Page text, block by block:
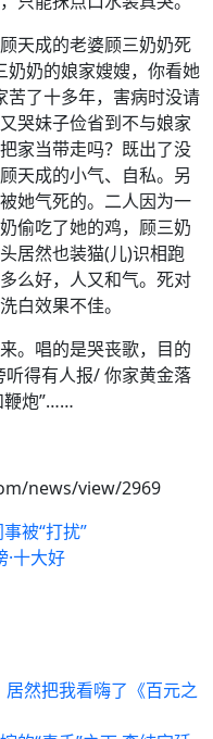
天成的老婆顾三奶奶死
奶奶的娘家嫂嫂，你看她
苦了十多年，害病时没请
哭妹子俭省到不与娘家
家当带走吗？既出了没
天成的小气、自私。另
她气死的。二人因为一
偷吃了她的鸡，顾三奶
居然也装猫(儿)识相跑
么好，人又和气。死对
白效果不佳。
。唱的是哭丧歌，目的
听得有人报/ 你家黄金落
鞭炮”……
news/view/2969
被“打扰”
十大好
然把我看嗨了《百元之